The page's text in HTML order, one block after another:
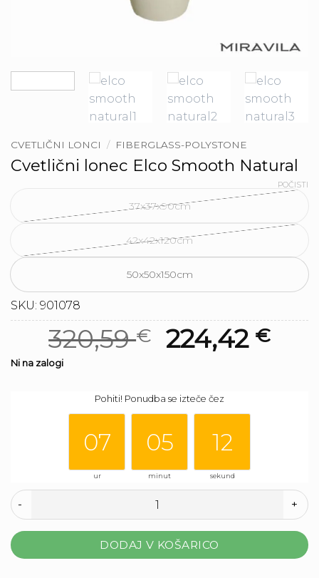
CVETLIČNI LONCI / FIBERGLASS-POLYSTONE
Cvetlični lonec Elco Smooth Natural
37x37x90cm
42x42x120cm
50x50x150cm
POČISTI
SKU: 901078
Izvirna
cena
bila:
320,59 €.
320,59€
Trenutna
je:
320,59 €.
224,42 €
Ni na zalogi
Pohiti! Ponudba se izteče čez
07
ur
05
minut
12
sekund
DODAJ V KOŠARICO